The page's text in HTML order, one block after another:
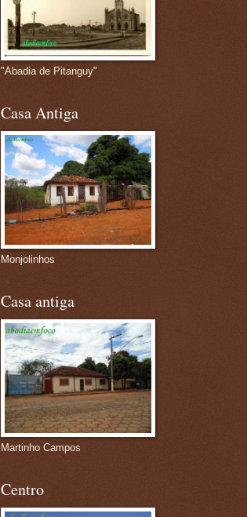
"Abadia de Pitanguy"
Casa Antiga
Monjolinhos
Casa antiga
Martinho Campos
Centro